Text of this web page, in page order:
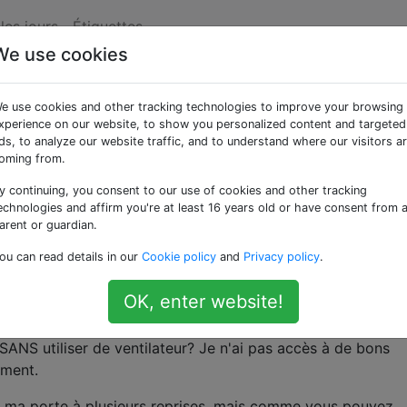
jours Étiquettes
rapidement une
l'hiver au Canada, mais ma chambre est toujours
part, j'ai deux ordinateurs (dont l'un fonctionne
chaleur. Une autre chose est que je n'ai pas trouvé de
la fournaise dans ma chambre, et lorsque la fournaise
raison pour laquelle ma chambre est si chaude est
utiliser de ventilateur? Je n'ai pas accès à de bons
use cookies
use cookies and other tracking technologies to improve your browsing
on our website, to show you personalized content and targeted
to analyze our website traffic, and to understand where our visitors
from.
continuing, you consent to our use of cookies and other tracking
and affirm you're at least 16 years old or have consent from a
or guardian.
can read details in our Cookie policy and Privacy policy.
OK, enter website!